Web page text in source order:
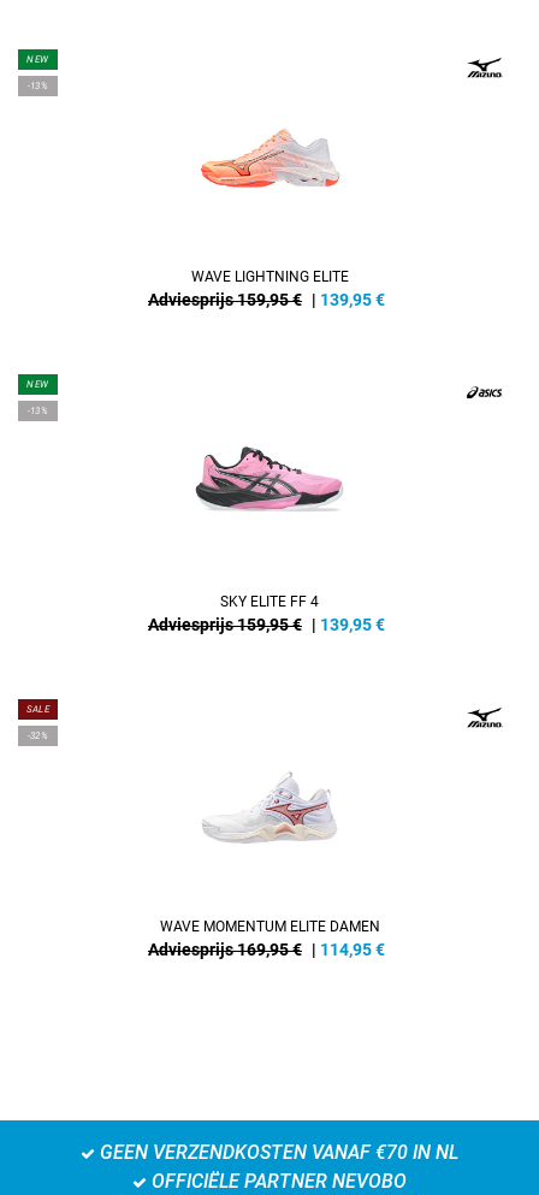
NEW
-13%
WAVE LIGHTNING ELITE
Adviesprijs 159,95 € | 139,95€
NEW
-13%
SKY ELITE FF 4
Adviesprijs 159,95 € | 139,95€
SALE
-32%
WAVE MOMENTUM ELITE DAMEN
Adviesprijs 169,95 € | 114,95€
GEEN VERZENDKOSTEN VANAF €70 IN NL
OFFICIËLE PARTNER NEVOBO